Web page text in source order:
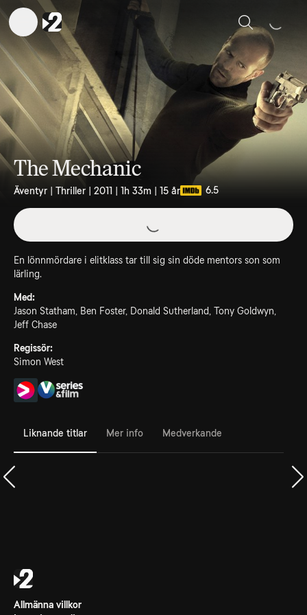
Sök
The Mechanic
Äventyr | Thriller | 2011 | 1h 33m | 15 år 6.5
En lönnmördare i elitklass tar till sig sin döde mentors son som
lärling.
Med:
Jason Statham, Ben Foster, Donald Sutherland, Tony Goldwyn,
Jeff Chase
Regissör:
Simon West
Liknande titlar Mer info Medverkande
Allmänna villkor